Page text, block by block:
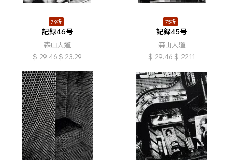
79折
記録46号
森山大道
$ 29.46 $ 23.29
75折
記録45号
森山大道
$ 29.46 $ 22.11